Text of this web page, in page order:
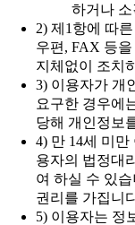
하거나
2) 제1항에 따
우편, FAX 등
지체없이 조치
3) 이용자가 개
요구한 경우에
당해 개인정보
4) 만 14세 미만
용자의 법정대
여 하실 수 있
권리를 가집니
5) 이용자는 정